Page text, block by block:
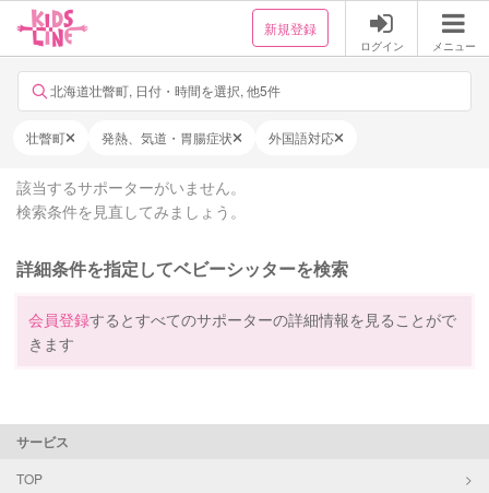
新規登録
ログイン メニュー
北海道壮瞥町, 日付・時間を選択, 他5件
壮瞥町 発熱、気道・胃腸症状 外国語対応
該当するサポーターがいません。
検索条件を見直してみましょう。
詳細条件を指定してベビーシッターを検索
会員登録するとすべてのサポーターの詳細情報を見ることがで
きます
サービス
TOP